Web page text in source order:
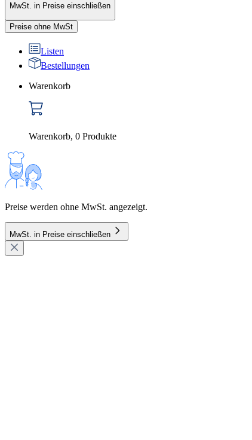
MwSt. in Preise einschließen
Preise ohne MwSt
Listen
Bestellungen
Warenkorb
Warenkorb, 0 Produkte
Preise werden ohne MwSt. angezeigt.
MwSt. in Preise einschließen